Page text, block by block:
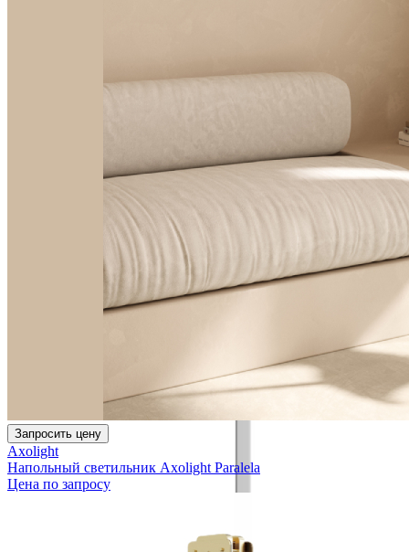
Запросить цену
Axolight
Напольный светильник Axolight Paralela
Цена по запросу